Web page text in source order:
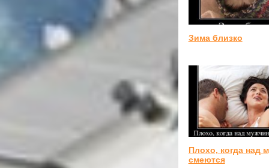
Зима близко
Плохо, когда над
смеются